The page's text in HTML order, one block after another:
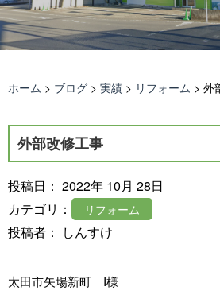
ホーム > ブログ > 実績 > リフォーム > 外
外部改修工事
投稿日： 2022年 10月 28日
カテゴリ：
リフォーム
投稿者： しんすけ
太田市矢場新町 I様